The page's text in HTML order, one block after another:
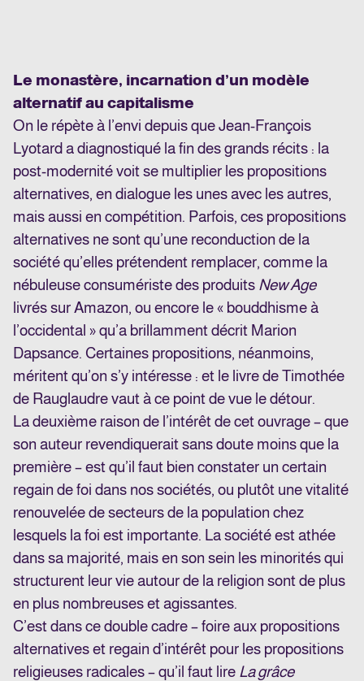
Le monastère, incarnation d’un modèle
alternatif au capitalisme
On le répète à l’envi depuis que Jean-François
Lyotard a diagnostiqué la fin des grands récits : la
post-modernité voit se multiplier les propositions
alternatives, en dialogue les unes avec les autres,
mais aussi en compétition. Parfois, ces propositions
alternatives ne sont qu’une reconduction de la
société qu’elles prétendent remplacer, comme la
nébuleuse consumériste des produits New Age
livrés sur Amazon, ou encore le « bouddhisme à
l’occidental » qu’a brillamment décrit Marion
Dapsance. Certaines propositions, néanmoins,
méritent qu’on s’y intéresse : et le livre de Timothée
de Rauglaudre vaut à ce point de vue le détour.
La deuxième raison de l’intérêt de cet ouvrage – que
son auteur revendiquerait sans doute moins que la
première – est qu’il faut bien constater un certain
regain de foi dans nos sociétés, ou plutôt une vitalité
renouvelée de secteurs de la population chez
lesquels la foi est importante. La société est athée
dans sa majorité, mais en son sein les minorités qui
structurent leur vie autour de la religion sont de plus
en plus nombreuses et agissantes.
C’est dans ce double cadre – foire aux propositions
alternatives et regain d’intérêt pour les propositions
religieuses radicales – qu’il faut lire La grâce